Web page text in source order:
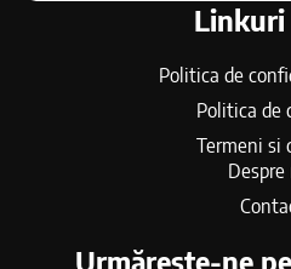
Politica de
Politica de
Termeni si
Despre
Urmărește-ne